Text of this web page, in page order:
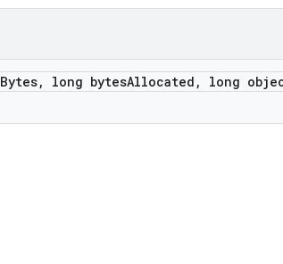
Bytes, long bytesAllocated , long